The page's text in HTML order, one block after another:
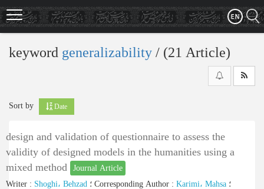
Skip
to
main
keyword generalizability ‎/ (21 Article)
Sort by Date
design and validation of questionnaire to assess the
validity of designed models in the humanities using a
mixed method
Journal Article
Writer : Shoghi، Behzad Corresponding Author : Karimi، Mahsa ؛